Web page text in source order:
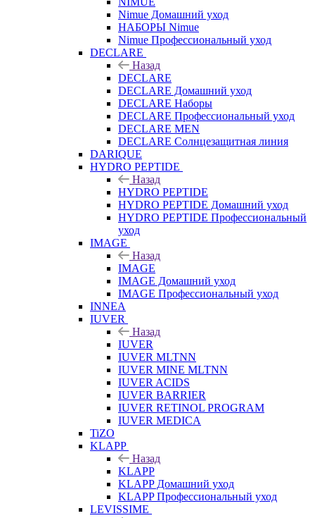
Nimue Домашний уход
НАБОРЫ Nimue
Nimue Профессиональный уход
DECLARE
Назад
DECLARE
DECLARE Домашний уход
DECLARE Наборы
DECLARE Профессиональный уход
DECLARE MEN
DECLARE Солнцезащитная линия
DARIQUE
HYDRO PEPTIDE
Назад
HYDRO PEPTIDE
HYDRO PEPTIDE Домашний уход
HYDRO PEPTIDE Профессиональный
уход
IMAGE
Назад
IMAGE
IMAGE Домашний уход
IMAGE Профессиональный уход
INNEA
IUVER
Назад
IUVER
IUVER MLTNN
IUVER MINE MLTNN
IUVER ACIDS
IUVER BARRIER
IUVER RETINOL PROGRAM
IUVER MEDICA
TiZO
KLAPP
Назад
KLAPP
KLAPP Домашний уход
KLAPP Профессиональный уход
LEVISSIME